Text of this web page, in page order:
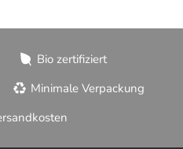
Bio zertifiziert
Minimale Verpackung